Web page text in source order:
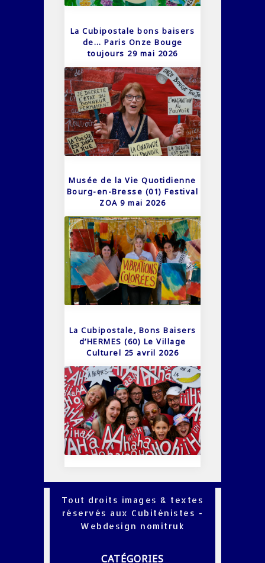
La Cubipostale bons baisers
de… Paris Onze Bouge
toujours 29 mai 2026
Musée de la Vie Quotidienne
Bourg-en-Bresse (01) Festival
ZOA 9 mai 2026
La Cubipostale, Bons Baisers
d’HERMES (60) Le Village
Culturel 25 avril 2026
Tout droits images & textes
réservés aux Cubiténistes -
Webdesign nomitruk
CATÉGORIES